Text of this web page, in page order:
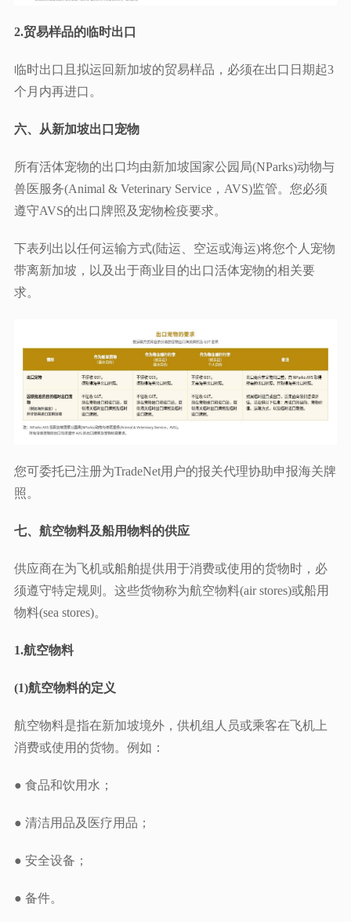
2.贸易样品的临时出口
临时出口且拟运回新加坡的贸易样品，必须在出口日期起3
个月内再进口。
六、 从新加坡出口宠物
所有活体宠物的出口均由新加坡国家公园局(NParks)动物与
兽医服务(Animal & Veterinary Service，AVS)监管。您必须
遵守AVS的出口牌照及宠物检疫要求。
下表列出以任何运输方式(陆运、空运或海运)将您个人宠物
带离新加坡，以及出于商业目的出口活体宠物的相关要
求。
您可委托已注册为TradeNet用户的报关代理协助申报海关牌
照。
七、航空物料及船用物料的供应
供应商在为飞机或船舶提供用于消费或使用的货物时，必
须遵守特定规则。这些货物称为航空物料(air stores)或船用
物料(sea stores)。
1.航空物料
(1)航空物料的定义
航空物料是指在新加坡境外，供机组人员或乘客在飞机上
消费或使用的货物。例如：
● 食品和饮用水；
● 清洁用品及医疗用品；
● 安全设备；
● 备件。